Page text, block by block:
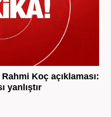
Koç açıklaması:
yanlıştır